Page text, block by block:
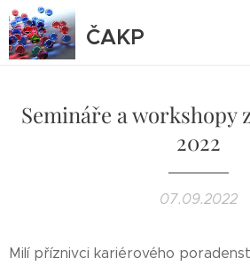
ČAKP
Semináře a workshopy
2022
07.09.2022
Milí příznivci kariérového